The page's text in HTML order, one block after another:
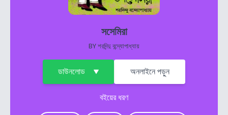
সসেমিরা
BYশরদিন্দু বন্দ্যোপাধ্যায়
ডাউনলোড অনলাইনে পড়ুন
বইয়ের ধরণ